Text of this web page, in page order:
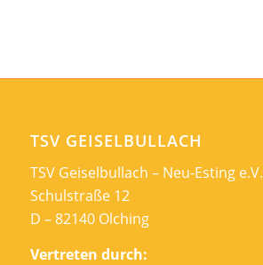
TSV GEISELBULLACH
TSV Geiselbullach – Neu-Esting e.V.
Schulstraße 12
D – 82140 Olching
Vertreten durch: